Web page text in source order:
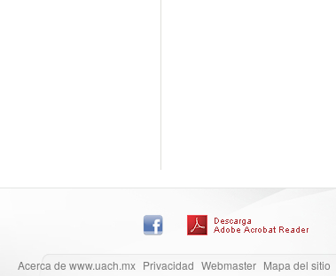
Acerca de www.uach.mx Privacidad Webmaster Mapa del sitio